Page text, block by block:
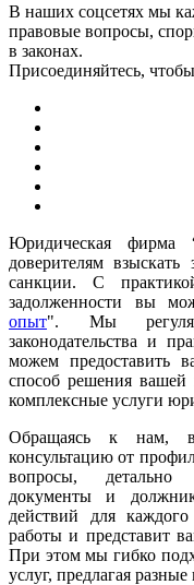
В наших соцсетях мы
правовые вопросы,
в законах.
Присоединяйтесь,
Юридическая фирма
доверителям
санкции. С
задолженности вы
опыт". Мы
законодательства и
можем предоставить
способ решения
комплексные услуги
Обращаясь к нам,
консультацию от
вопросы, детально
документы и
действий для
работы и представит
При этом мы гибко
услуг, предлагая